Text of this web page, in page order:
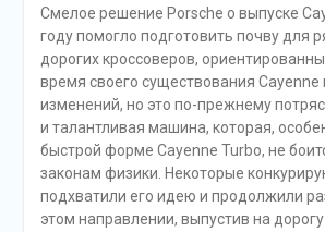
Смелое решение Porsche о выпуске
году помогло подготовить почву для
дорогих кроссоверов,
время своего существования
изменений, но это по-прежнему
и талантливая машина, которая,
быстрой форме Cayenne Turbo, не
законам физики. Некоторые
подхватили его идею и продолжили
этом направлении, выпустив на